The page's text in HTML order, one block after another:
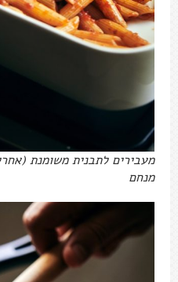
מעבירים לתבנית משומנת
מנחם